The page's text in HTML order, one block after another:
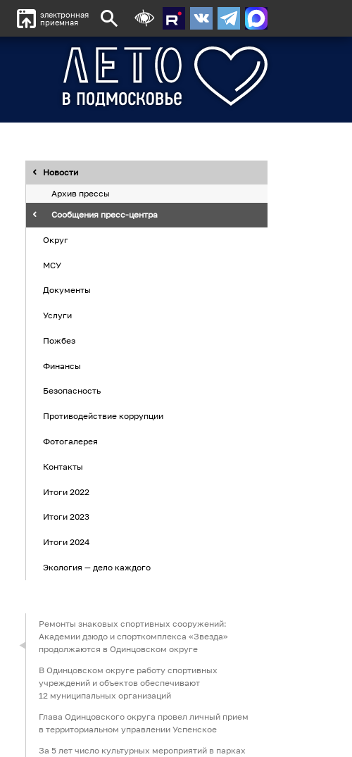
электронная
приемная
Новости
Архив прессы
Сообщения пресс-центра
Округ
МСУ
Документы
Услуги
Пожбез
Финансы
Безопасность
Противодействие коррупции
Фотогалерея
Контакты
Итоги 2022
Итоги 2023
Итоги 2024
Экология — дело каждого
Ремонты знаковых спортивных сооружений:
Академии дзюдо и спорткомплекса «Звезда»
продолжаются в Одинцовском округе
В Одинцовском округе работу спортивных
учреждений и объектов обеспечивают
12 муниципальных организаций
Глава Одинцовского округа провел личный прием
в территориальном управлении Успенское
За 5 лет число культурных мероприятий в парках